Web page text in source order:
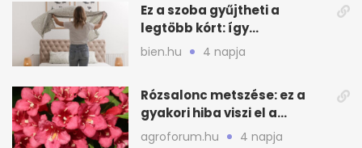
Ez a szoba gyűjtheti a
legtöbb kórt: így
mélytisztítsd otthon
bien.hu 4 napja
Rózsalonc metszése: ez a
gyakori hiba viszi el a
virágzást
agroforum.hu 4 napja